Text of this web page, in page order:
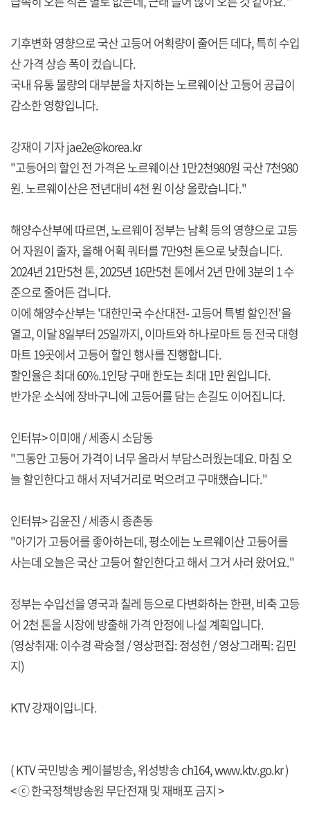
기후변화 영향으로 국산 고등어 어획량이 줄어든 데다, 특히 수입
산 가격 상승 폭이 컸습니다.
국내 유통 물량의 대부분을 차지하는 노르웨이산 고등어 공급이
감소한 영향입니다.
강재이 기자 jae2e@korea.kr
"고등어의 할인 전 가격은 노르웨이산 1만2천980원 국산 7천980
원. 노르웨이산은 전년대비 4천 원 이상 올랐습니다."
해양수산부에 따르면, 노르웨이 정부는 남획 등의 영향으로 고등
어 자원이 줄자, 올해 어획 쿼터를 7만9천 톤으로 낮췄습니다.
2024년 21만5천 톤, 2025년 16만5천 톤에서 2년 만에 3분의 1 수
준으로 줄어든 겁니다.
이에 해양수산부는 '대한민국 수산대전- 고등어 특별 할인전'을
열고, 이달 8일부터 25일까지, 이마트와 하나로마트 등 전국 대형
마트 19곳에서 고등어 할인 행사를 진행합니다.
할인율은 최대 60%.1인당 구매 한도는 최대 1만 원입니다.
반가운 소식에 장바구니에 고등어를 담는 손길도 이어집니다.
인터뷰> 이미애 / 세종시 소담동
"그동안 고등어 가격이 너무 올라서 부담스러웠는데요. 마침 오
늘 할인한다고 해서 저녁거리로 먹으려고 구매했습니다."
인터뷰> 김윤진 / 세종시 종촌동
"아기가 고등어를 좋아하는데, 평소에는 노르웨이산 고등어를
사는데 오늘은 국산 고등어 할인한다고 해서 그거 사러 왔어요."
정부는 수입선을 영국과 칠레 등으로 다변화하는 한편, 비축 고등
어 2천 톤을 시장에 방출해 가격 안정에 나설 계획입니다.
(영상취재: 이수경 곽승철 / 영상편집: 정성헌 / 영상그래픽: 김민
지)
KTV 강재이입니다.
( KTV 국민방송 케이블방송, 위성방송 ch164,www.ktv.go.kr)
< ⓒ 한국정책방송원 무단전재 및 재배포 금지 >